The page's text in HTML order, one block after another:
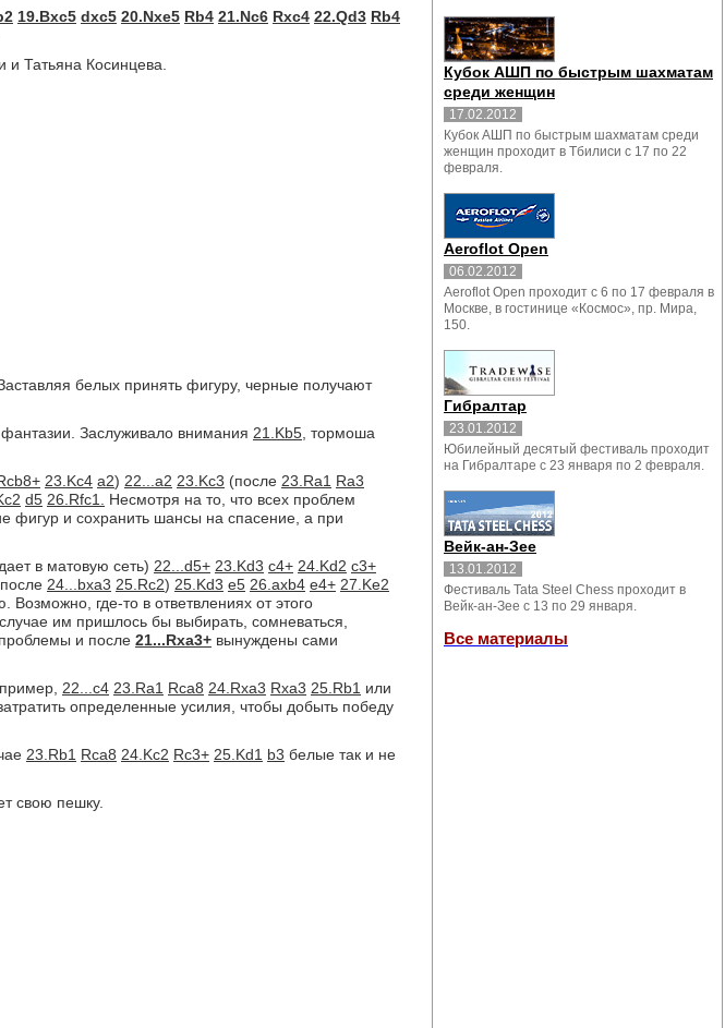
19.Bxc5 dxc5 20.Nxe5 Rb4 21.Nc6 Rxc4 22.Qd3 Rb4
и Татьяна Косинцева.
белых принять фигуру, черные получают
Заслуживало внимания 21.Kb5, тормоша
23.Kc4 a2) 22...a2 23.Kc3 (после 23.Ra1 Ra3
d5 26.Rfc1.
Несмотря на то, что всех проблем
фигур и сохранить шансы на спасение, а при
в матовую сеть) 22...d5+ 23.Kd3 c4+ 24.Kd2 c3+
24...bxa3 25.Rc2) 25.Kd3 e5 26.axb4 e4+ 27.Ke2
где-то в ответвлениях от этого
им пришлось бы выбирать, сомневаться,
и после 21...Rxa3+ вынуждены сами
22...c4 23.Ra1 Rca8 24.Rxa3 Rxa3 25.Rb1 или
определенные усилия, чтобы добыть победу
23.Rb1 Rca8 24.Kc2 Rc3+ 25.Kd1 b3 белые так и не
свою пешку.
Кубок АШП по быстрым шахматам
среди женщин
17.02.2012
Кубок АШП по быстрым шахматам среди
женщин проходит в Тбилиси с 17 по 22
февраля.
Aeroflot Open
06.02.2012
Aeroflot Open проходит с 6 по 17 февраля в
Москве, в гостинице «Космос», пр. Мира,
150.
Гибралтар
23.01.2012
Юбилейный десятый фестиваль проходит
на Гибралтаре с 23 января по 2 февраля.
Вейк-ан-Зее
13.01.2012
Фестиваль Tata Steel Chess проходит в
Вейк-ан-Зее с 13 по 29 января.
Все материалы